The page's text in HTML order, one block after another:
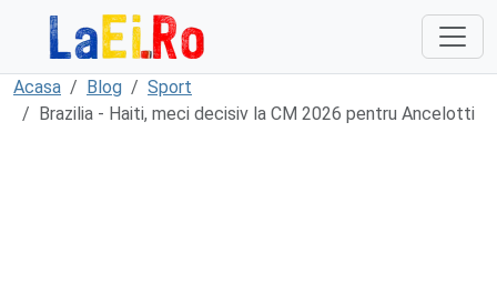
Sari la continut
Acasa Blog
Sport
Brazilia - Haiti, meci decisiv la CM 2026 pentru Ancelotti